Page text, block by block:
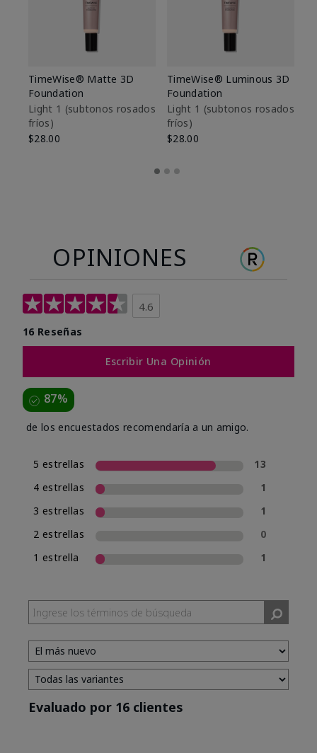
TimeWise® Matte 3D
Foundation
Light 1​ (subtonos rosados
fríos)
$28.00
TimeWise® Luminous 3D
Foundation
Light 1​ (subtonos rosados
fríos)
$28.00
OPINIONES
4.6
16 Reseñas
Escribir Una Opinión
87%
de los encuestados recomendaría a un amigo.
5 estrellas
13
4 estrellas
1
3 estrellas
1
2 estrellas
0
1 estrella
1
Evaluado por 16 clientes